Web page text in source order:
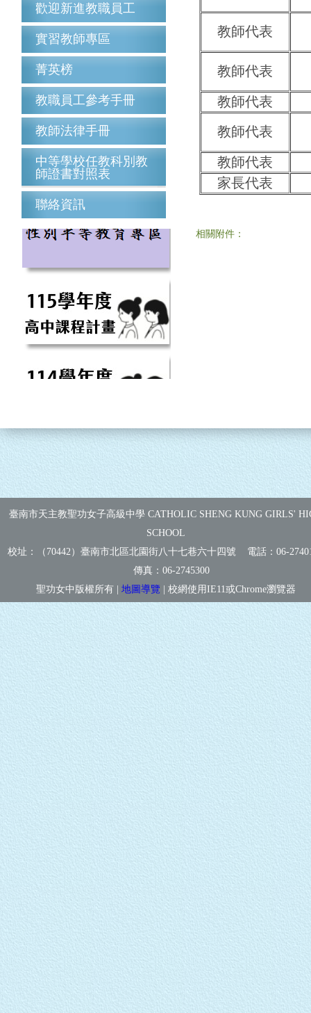
歡迎新進教職員工
實習教師專區
菁英榜
教職員工參考手冊
教師法律手冊
中等學校任教科別教
師證書對照表
聯絡資訊
教師代表
教師代表
教師代表
教師代表
教師代表
家長代表
相關附件：
臺南市天主教聖功女子高級中學 CATHOLIC SHENG KUNG GIRLS'
SCHOOL
校址：（70442）臺南市北區北園街八十七巷六十四號 電話：06-
傳真： 06-2745300
聖功女中版權所有 | 地圖導覽 | 校網使用IE11或Chrome瀏覽器